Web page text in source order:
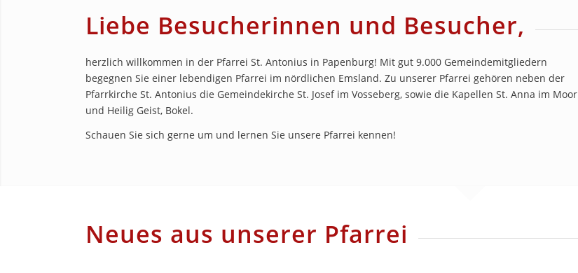
Liebe Besucherinnen und Besucher,
herzlich willkommen in der Pfarrei St. Antonius in Papenburg! Mit gut 9.000 Gemeindemitgliedern
begegnen Sie einer lebendigen Pfarrei im nördlichen Emsland. Zu unserer Pfarrei gehören neben der
Pfarrkirche St. Antonius die Gemeindekirche St. Josef im Vosseberg, sowie die Kapellen St. Anna im Moor
und Heilig Geist, Bokel.
Schauen Sie sich gerne um und lernen Sie unsere Pfarrei kennen!
Neues aus unserer Pfarrei